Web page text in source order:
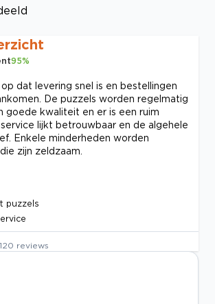
95%
dat levering snel is en bestellingen
De puzzels worden regelmatig
goede kwaliteit en er is een ruim
lijkt betrouwbaar en de algehele
Enkele minderheden worden
zijn zeldzaam.
puzzels
120 reviews